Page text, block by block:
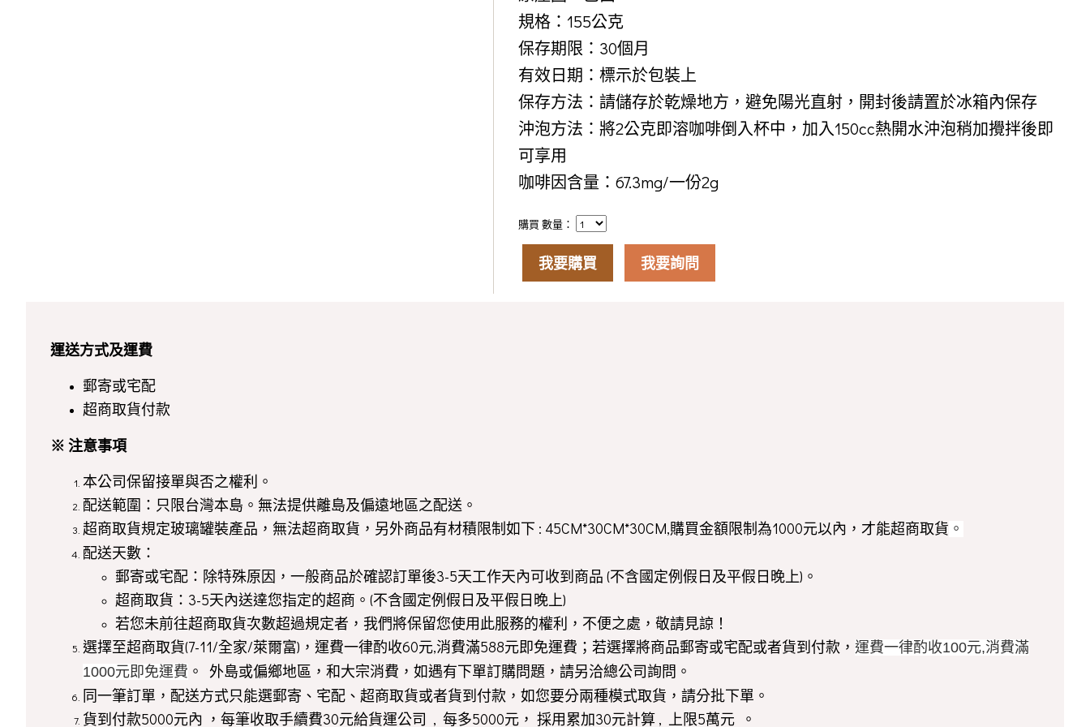
規格：155公克
保存期限：30個月
有效日期：標示於包裝上
保存方法：請儲存於乾燥地方，避免陽光直射，開封後請置於冰箱內保存
沖泡方法：將2公克即溶咖啡倒入杯中，加入150cc熱開水沖泡稍加攪拌後即
可享用
咖啡因含量：67.3mg/一份2g
購買 數量：
我要購買 我要詢問
運送方式及運費
郵寄或宅配
超商取貨付款
※ 注意事項
本公司保留接單與否之權利。
配送範圍：只限台灣本島。無法提供離島及偏遠地區之配送。
超商取貨規定玻璃罐裝產品，無法超商取貨，另外商品有材積限制如下 : 45CM*30CM*30CM,購買金額限制為1000元以內，才能超商取貨 。
配送天數：
郵寄或宅配：除特殊原因，一般商品於確認訂單後3-5天工作天內可收到商品 (不含國定例假日及平假日晚上)。
超商取貨：3-5天內送達您指定的超商。(不含國定例假日及平假日晚上)
若您未前往超商取貨次數超過規定者，我們將保留您使用此服務的權利，不便之處，敬請見諒！
選擇至超商取貨(7-11/全家/萊爾富)，運費一律酌收60元,消費滿588元即免運費；若選擇將商品郵寄或宅配或者貨到付款， 運費一律酌收100元,消費滿
1000元即免運費 。 外島或偏鄉地區，和大宗消費，如遇有下單訂購問題，請另洽總公司詢問。
同一筆訂單，配送方式只能選郵寄、宅配、超商取貨或者貨到付款，如您要分兩種模式取貨，請分批下單。
貨到付款5000元內 ，每筆收取手續費30元給貨運公司 , 每多5000元， 採用累加30元計算 , 上限5萬元 。